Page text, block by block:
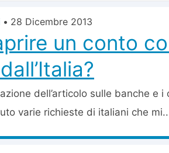
• 28 Dicembre 2013
un conto
dell’articolo sulle banche e i
varie richieste di italiani che